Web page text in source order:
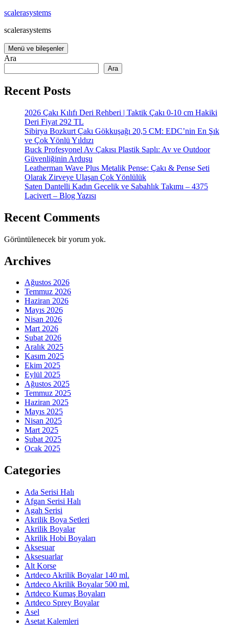
İçeriğe
scalerasystems
scalerasystems
Menü ve bileşenler
Ara
Ara
Recent Posts
2026 Çakı Kılıfı Deri Rehberi | Taktik Çakı 0-10 cm Hakiki
Deri Fiyat 292 TL
Sibirya Bozkurt Çakı Gökkuşağı 20,5 CM: EDC’nin En Şık
ve Çok Yönlü Yıldızı
Buck Profesyonel Av Çakısı Plastik Saplı: Av ve Outdoor
Güvenliğinin Arduşu
Leatherman Wave Plus Metalik Pense: Çakı & Pense Seti
Olarak Zirveye Ulaşan Çok Yönlülük
Saten Dantelli Kadın Gecelik ve Sabahlık Takımı – 4375
Lacivert – Blog Yazısı
Recent Comments
Görüntülenecek bir yorum yok.
Archives
Ağustos 2026
Temmuz 2026
Haziran 2026
Mayıs 2026
Nisan 2026
Mart 2026
Şubat 2026
Aralık 2025
Kasım 2025
Ekim 2025
Eylül 2025
Ağustos 2025
Temmuz 2025
Haziran 2025
Mayıs 2025
Nisan 2025
Mart 2025
Şubat 2025
Ocak 2025
Categories
Ada Serisi Halı
Afgan Serisi Halı
Agah Serisi
Akrilik Boya Setleri
Akrilik Boyalar
Akrilik Hobi Boyaları
Aksesuar
Aksesuarlar
Alt Korse
Artdeco Akrilik Boyalar 140 ml.
Artdeco Akrilik Boyalar 500 ml.
Artdeco Kumaş Boyaları
Artdeco Sprey Boyalar
Asel
Asetat Kalemleri